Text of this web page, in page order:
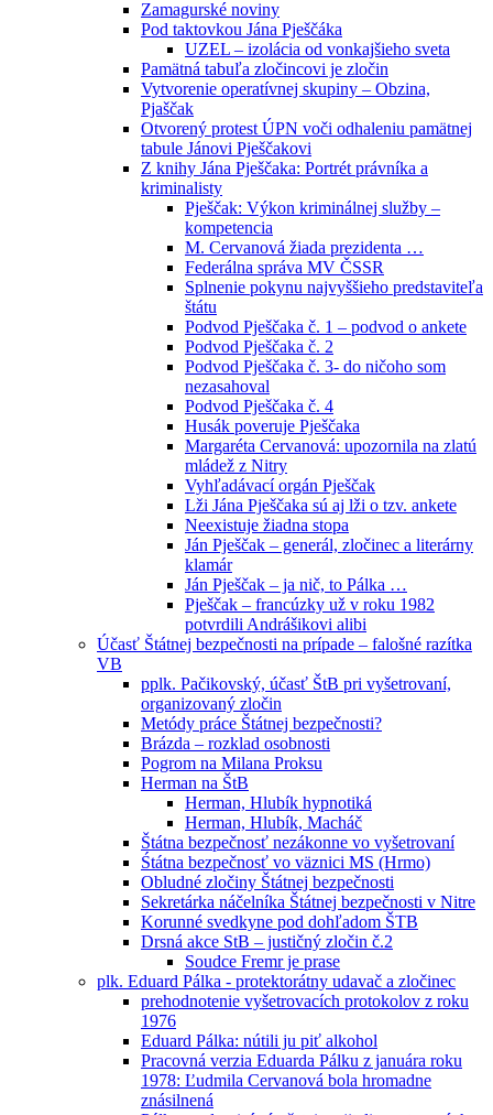
Zamagurské noviny
Pod taktovkou Jána Pješčáka
UZEL – izolácia od vonkajšieho sveta
Pamätná tabuľa zločincovi je zločin
Vytvorenie operatívnej skupiny – Obzina,
Pjaščak
Otvorený protest ÚPN voči odhaleniu pamätnej
tabule Jánovi Pješčakovi
Z knihy Jána Pješčaka: Portrét právníka a
kriminalisty
Pješčak: Výkon kriminálnej služby –
kompetencia
M. Cervanová žiada prezidenta …
Federálna správa MV ČSSR
Splnenie pokynu najvyššieho predstaviteľa
štátu
Podvod Pješčaka č. 1 – podvod o ankete
Podvod Pješčaka č. 2
Podvod Pješčaka č. 3- do ničoho som
nezasahoval
Podvod Pješčaka č. 4
Husák poveruje Pješčaka
Margaréta Cervanová: upozornila na zlatú
mládež z Nitry
Vyhľadávací orgán Pješčak
Lži Jána Pješčaka sú aj lži o tzv. ankete
Neexistuje žiadna stopa
Ján Pješčak – generál, zločinec a literárny
klamár
Ján Pješčak – ja nič, to Pálka …
Pješčak – francúzky už v roku 1982
potvrdili Andrášikovi alibi
Účasť Štátnej bezpečnosti na prípade – falošné razítka
VB
pplk. Pačikovský, účasť ŠtB pri vyšetrovaní,
organizovaný zločin
Metódy práce Štátnej bezpečnosti?
Brázda – rozklad osobnosti
Pogrom na Milana Proksu
Herman na ŠtB
Herman, Hlubík hypnotiká
Herman, Hlubík, Macháč
Štátna bezpečnosť nezákonne vo vyšetrovaní
Śtátna bezpečnosť vo väznici MS (Hrmo)
Obludné zločiny Štátnej bezpečnosti
Sekretárka náčelníka Štátnej bezpečnosti v Nitre
Korunné svedkyne pod dohľadom ŠTB
Drsná akce StB – justičný zločin č.2
Soudce Fremr je prase
plk. Eduard Pálka - protektorátny udavač a zločinec
prehodnotenie vyšetrovacích protokolov z roku
1976
Eduard Pálka: nútili ju piť alkohol
Pracovná verzia Eduarda Pálku z januára roku
1978: Ľudmila Cervanová bola hromadne
znásilnená